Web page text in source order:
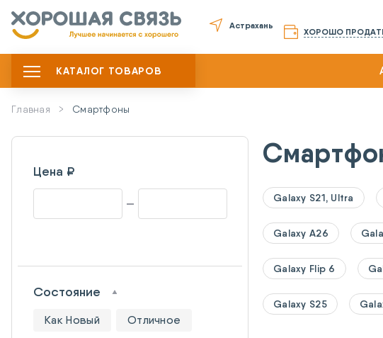
Астрахань
ХОРОШО
КАТАЛОГ ТОВАРОВ
Главная Смартфоны
Цена ₽
Состояние
Как Новый Отличное
Galaxy S21, Ultra
Galaxy A26
Galaxy Flip 6
Galaxy S25